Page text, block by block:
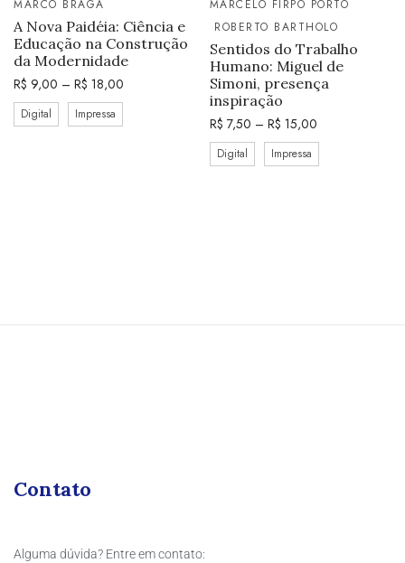
MARCO BRAGA
A Nova Paidéia: Ciência e
Educação na Construção
da Modernidade
R$ 9,00 – R$ 18,00
Digital Impressa
MARCELO FIRPO PORTO
ROBERTO BARTHOLO
Sentidos do Trabalho
Humano: Miguel de
Simoni, presença
inspiração
R$ 7,50 – R$ 15,00
Digital Impressa
Contato
Alguma dúvida? Entre em contato: